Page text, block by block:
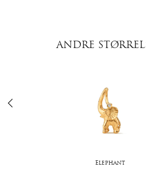
ANDRE
Elephant